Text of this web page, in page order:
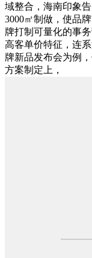
域整合，海南印象
3000㎡制做，使品
牌打制可量化的事
高客单价特征，连
牌新品发布会为例
方案制定上，